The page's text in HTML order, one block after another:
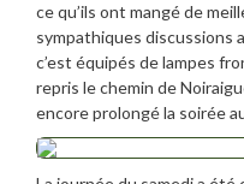
ce qu’ils ont mangé de
sympathiques discussions
c’est équipés de lampes
repris le chemin de
encore prolongé la soirée